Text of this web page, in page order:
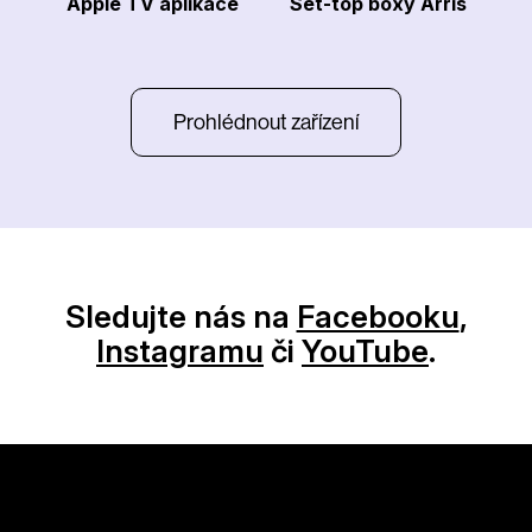
Prohlédnout zařízení
Sledujte nás na Facebooku,
Instagramu či YouTube.